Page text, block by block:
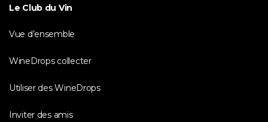
Le Club du Vin
Vue d’ensemble
WineDrops collecter
Utiliser des WineDrops
Inviter des amis